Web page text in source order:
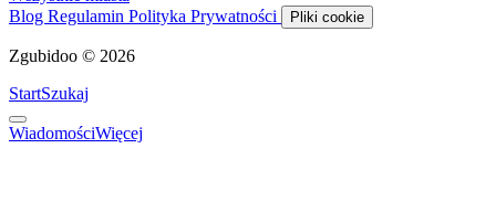
Blog Regulamin Polityka Prywatności Pliki cookie
Zgubidoo © 2026
StartSzukaj
WiadomościWięcej